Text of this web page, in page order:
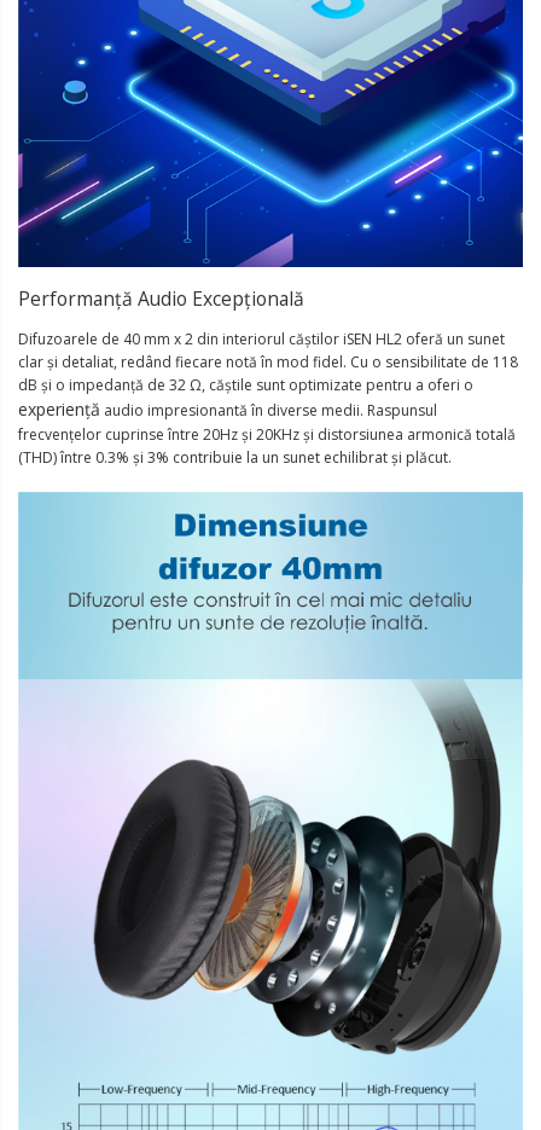
Performanță Audio Excepțională
Difuzoarele de 40 mm x 2 din interiorul căștilor iSEN HL2 oferă un sunet
clar și detaliat, redând fiecare notă în mod fidel. Cu o sensibilitate de 118
dB și o impedanță de 32 Ω, căștile sunt optimizate pentru a oferi o
experiență audio impresionantă în diverse medii. Raspunsul
frecvențelor cuprinse între 20Hz și 20KHz și distorsiunea armonică totală
(THD) între 0.3% și 3% contribuie la un sunet echilibrat și plăcut.